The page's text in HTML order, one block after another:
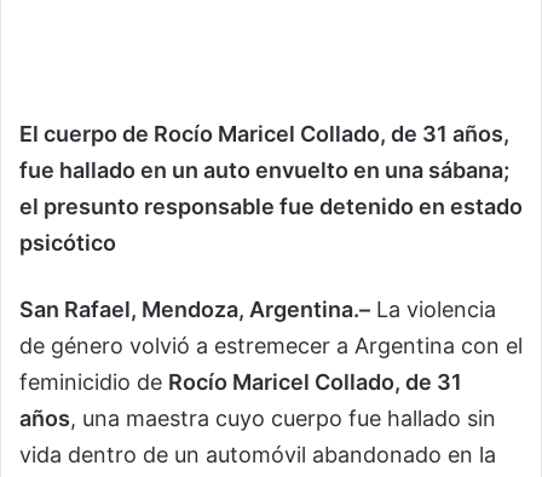
El cuerpo de Rocío Maricel Collado, de 31 años,
fue hallado en un auto envuelto en una sábana;
el presunto responsable fue detenido en estado
psicótico
San Rafael, Mendoza, Argentina.– La violencia
de género volvió a estremecer a Argentina con el
feminicidio de Rocío Maricel Collado, de 31
años, una maestra cuyo cuerpo fue hallado sin
vida dentro de un automóvil abandonado en la